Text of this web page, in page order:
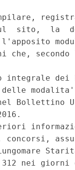
sito,  la
che,
integrale dei
Bollettino
concorsi,
312 nei